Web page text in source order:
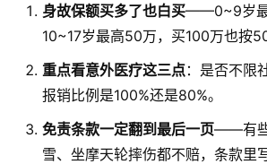
身故保额买多了也白买——0~9岁最
10~17岁最高50万，买100万也按50
重点看意外医疗这三点：是否不限
报销比例是100%还是80%。
免责条款一定翻到最后一页——有些
雪、坐摩天轮摔伤都不赔，条款里